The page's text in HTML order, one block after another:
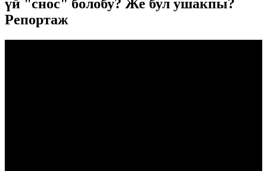
үй "снос" болобу? Же бул ушакпы?
Репортаж